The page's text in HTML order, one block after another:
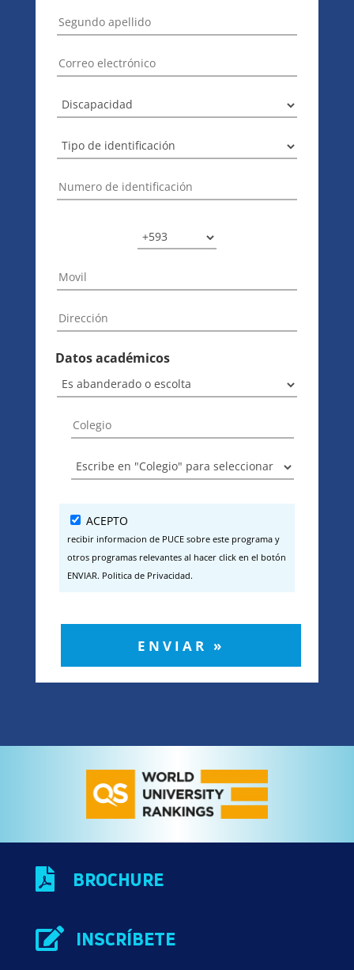
Datos académicos
ACEPTO
recibir informacion de PUCE sobre este programa y
otros programas relevantes al hacer click en el botón
ENVIAR. Politica de Privacidad.
ENVIAR »
 BROCHURE
 INSCRÍBETE